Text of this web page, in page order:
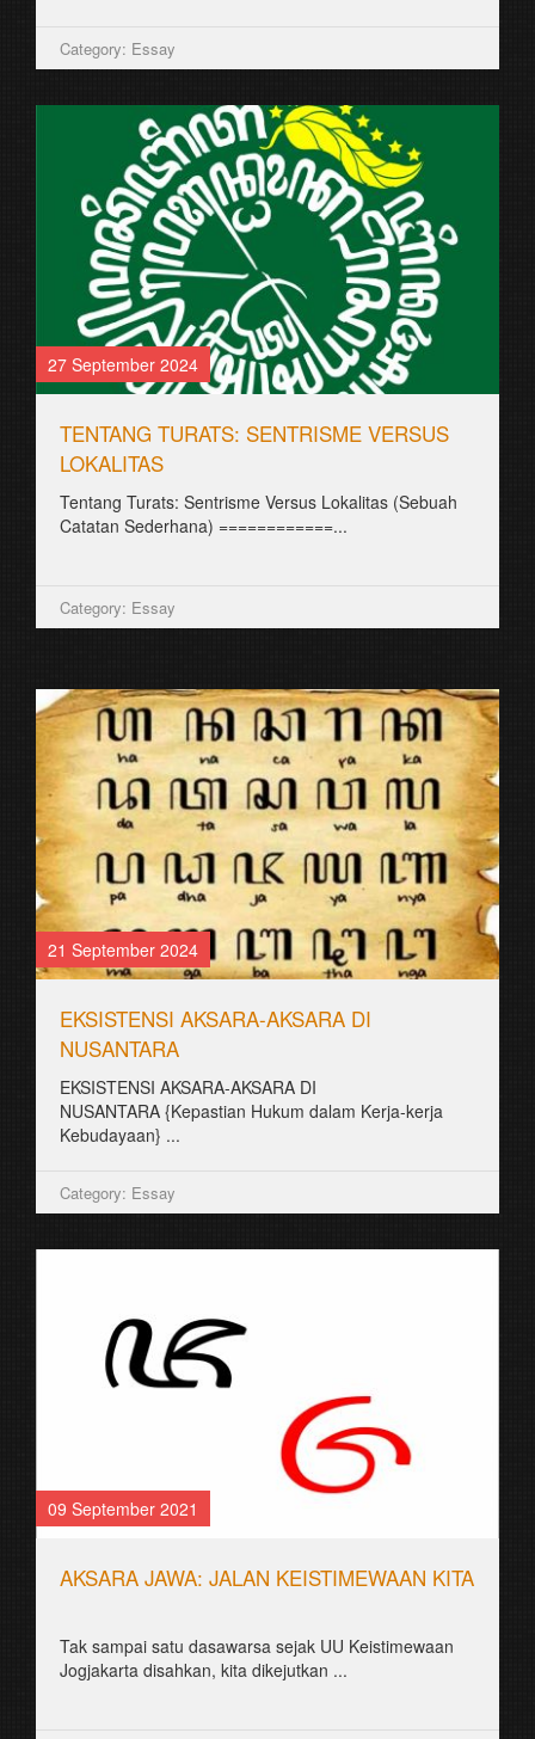
Category: Essay
27 September 2024
TENTANG TURATS: SENTRISME VERSUS
LOKALITAS
Tentang Turats: Sentrisme Versus Lokalitas (Sebuah
Catatan Sederhana) ============...
Category: Essay
21 September 2024
EKSISTENSI AKSARA-AKSARA DI
NUSANTARA
EKSISTENSI AKSARA-AKSARA DI
NUSANTARA {Kepastian Hukum dalam Kerja-kerja
Kebudayaan} ...
Category: Essay
09 September 2021
AKSARA JAWA: JALAN KEISTIMEWAAN KITA
Tak sampai satu dasawarsa sejak UU Keistimewaan
Jogjakarta disahkan, kita dikejutkan ...